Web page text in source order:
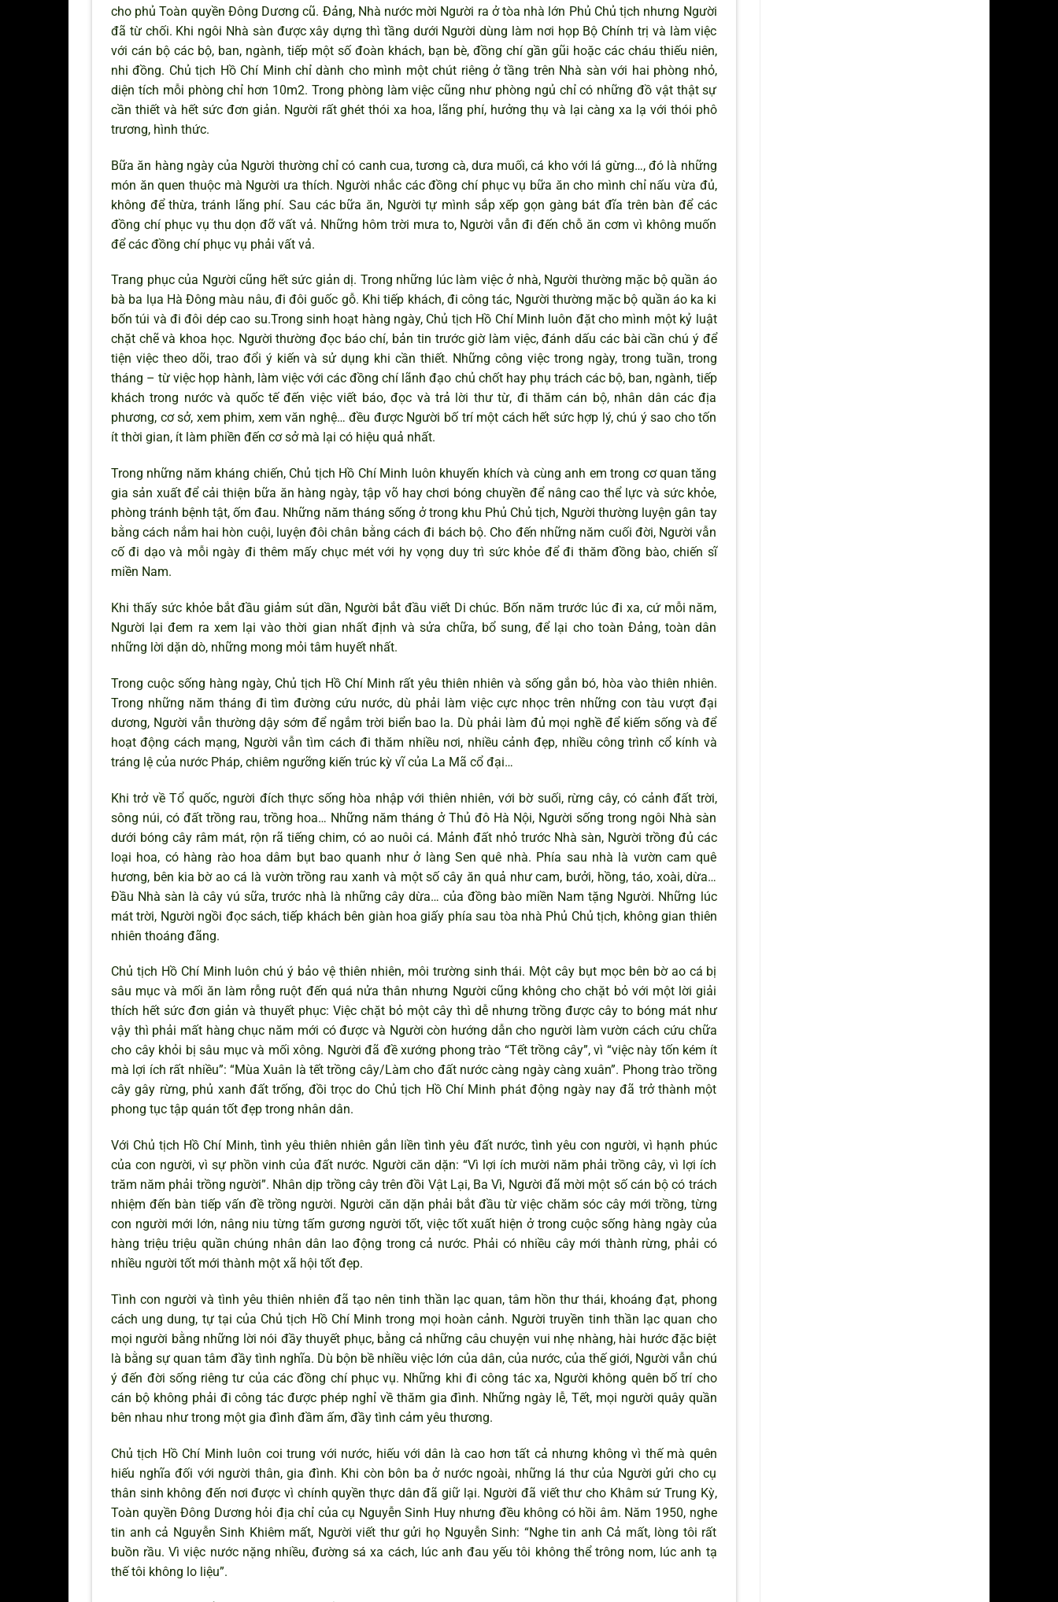
cho phủ Toàn quyền Đông Dương cũ. Đảng, Nhà nước mời Người ra ở tòa nhà lớn Phủ Chủ tịch nhưng Người
đã từ chối. Khi ngôi Nhà sàn được xây dựng thì tầng dưới Người dùng làm nơi họp Bộ Chính trị và làm việc
với cán bộ các bộ, ban, ngành, tiếp một số đoàn khách, bạn bè, đồng chí gần gũi hoặc các cháu thiếu niên,
nhi đồng. Chủ tịch Hồ Chí Minh chỉ dành cho mình một chút riêng ở tầng trên Nhà sàn với hai phòng nhỏ,
diện tích mỗi phòng chỉ hơn 10m2. Trong phòng làm việc cũng như phòng ngủ chỉ có những đồ vật thật sự
cần thiết và hết sức đơn giản. Người rất ghét thói xa hoa, lãng phí, hưởng thụ và lại càng xa lạ với thói phô
trương, hình thức.
Bữa ăn hàng ngày của Người thường chỉ có canh cua, tương cà, dưa muối, cá kho với lá gừng…, đó là những
món ăn quen thuộc mà Người ưa thích. Người nhắc các đồng chí phục vụ bữa ăn cho mình chỉ nấu vừa đủ,
không để thừa, tránh lãng phí. Sau các bữa ăn, Người tự mình sắp xếp gọn gàng bát đĩa trên bàn để các
đồng chí phục vụ thu dọn đỡ vất vả. Những hôm trời mưa to, Người vẫn đi đến chỗ ăn cơm vì không muốn
để các đồng chí phục vụ phải vất vả.
Trang phục của Người cũng hết sức giản dị. Trong những lúc làm việc ở nhà, Người thường mặc bộ quần áo
bà ba lụa Hà Đông màu nâu, đi đôi guốc gỗ. Khi tiếp khách, đi công tác, Người thường mặc bộ quần áo ka ki
bốn túi và đi đôi dép cao su.Trong sinh hoạt hàng ngày, Chủ tịch Hồ Chí Minh luôn đặt cho mình một kỷ luật
chặt chẽ và khoa học. Người thường đọc báo chí, bản tin trước giờ làm việc, đánh dấu các bài cần chú ý để
tiện việc theo dõi, trao đổi ý kiến và sử dụng khi cần thiết. Những công việc trong ngày, trong tuần, trong
tháng – từ việc họp hành, làm việc với các đồng chí lãnh đạo chủ chốt hay phụ trách các bộ, ban, ngành, tiếp
khách trong nước và quốc tế đến việc viết báo, đọc và trả lời thư từ, đi thăm cán bộ, nhân dân các địa
phương, cơ sở, xem phim, xem văn nghệ… đều được Người bố trí một cách hết sức hợp lý, chú ý sao cho tốn
ít thời gian, ít làm phiền đến cơ sở mà lại có hiệu quả nhất.
Trong những năm kháng chiến, Chủ tịch Hồ Chí Minh luôn khuyến khích và cùng anh em trong cơ quan tăng
gia sản xuất để cải thiện bữa ăn hàng ngày, tập võ hay chơi bóng chuyền để nâng cao thể lực và sức khỏe,
phòng tránh bệnh tật, ốm đau. Những năm tháng sống ở trong khu Phủ Chủ tịch, Người thường luyện gân tay
bằng cách nắm hai hòn cuội, luyện đôi chân bằng cách đi bách bộ. Cho đến những năm cuối đời, Người vẫn
cố đi dạo và mỗi ngày đi thêm mấy chục mét với hy vọng duy trì sức khỏe để đi thăm đồng bào, chiến sĩ
miền Nam.
Khi thấy sức khỏe bắt đầu giảm sút dần, Người bắt đầu viết Di chúc. Bốn năm trước lúc đi xa, cứ mỗi năm,
Người lại đem ra xem lại vào thời gian nhất định và sửa chữa, bổ sung, để lại cho toàn Đảng, toàn dân
những lời dặn dò, những mong mỏi tâm huyết nhất.
Trong cuộc sống hàng ngày, Chủ tịch Hồ Chí Minh rất yêu thiên nhiên và sống gắn bó, hòa vào thiên nhiên.
Trong những năm tháng đi tìm đường cứu nước, dù phải làm việc cực nhọc trên những con tàu vượt đại
dương, Người vẫn thường dậy sớm để ngắm trời biển bao la. Dù phải làm đủ mọi nghề để kiếm sống và để
hoạt động cách mạng, Người vẫn tìm cách đi thăm nhiều nơi, nhiều cảnh đẹp, nhiều công trình cổ kính và
tráng lệ của nước Pháp, chiêm ngưỡng kiến trúc kỳ vĩ của La Mã cổ đại…
Khi trở về Tổ quốc, người đích thực sống hòa nhập với thiên nhiên, với bờ suối, rừng cây, có cảnh đất trời,
sông núi, có đất trồng rau, trồng hoa… Những năm tháng ở Thủ đô Hà Nội, Người sống trong ngôi Nhà sàn
dưới bóng cây râm mát, rộn rã tiếng chim, có ao nuôi cá. Mảnh đất nhỏ trước Nhà sàn, Người trồng đủ các
loại hoa, có hàng rào hoa dâm bụt bao quanh như ở làng Sen quê nhà. Phía sau nhà là vườn cam quê
hương, bên kia bờ ao cá là vườn trồng rau xanh và một số cây ăn quả như cam, bưởi, hồng, táo, xoài, dừa…
Đầu Nhà sàn là cây vú sữa, trước nhà là những cây dừa… của đồng bào miền Nam tặng Người. Những lúc
mát trời, Người ngồi đọc sách, tiếp khách bên giàn hoa giấy phía sau tòa nhà Phủ Chủ tịch, không gian thiên
nhiên thoáng đãng.
Chủ tịch Hồ Chí Minh luôn chú ý bảo vệ thiên nhiên, môi trường sinh thái. Một cây bụt mọc bên bờ ao cá bị
sâu mục và mối ăn làm rỗng ruột đến quá nửa thân nhưng Người cũng không cho chặt bỏ với một lời giải
thích hết sức đơn giản và thuyết phục: Việc chặt bỏ một cây thì dễ nhưng trồng được cây to bóng mát như
vậy thì phải mất hàng chục năm mới có được và Người còn hướng dẫn cho người làm vườn cách cứu chữa
cho cây khỏi bị sâu mục và mối xông. Người đã đề xướng phong trào “Tết trồng cây”, vì “việc này tốn kém ít
mà lợi ích rất nhiều”: “Mùa Xuân là tết trồng cây/Làm cho đất nước càng ngày càng xuân”. Phong trào trồng
cây gây rừng, phủ xanh đất trống, đồi trọc do Chủ tịch Hồ Chí Minh phát động ngày nay đã trở thành một
phong tục tập quán tốt đẹp trong nhân dân.
Với Chủ tịch Hồ Chí Minh, tình yêu thiên nhiên gắn liền tình yêu đất nước, tình yêu con người, vì hạnh phúc
của con người, vì sự phồn vinh của đất nước. Người căn dặn: “Vì lợi ích mười năm phải trồng cây, vì lợi ích
trăm năm phải trồng người”. Nhân dịp trồng cây trên đồi Vật Lại, Ba Vì, Người đã mời một số cán bộ có trách
nhiệm đến bàn tiếp vấn đề trồng người. Người căn dặn phải bắt đầu từ việc chăm sóc cây mới trồng, từng
con người mới lớn, nâng niu từng tấm gương người tốt, việc tốt xuất hiện ở trong cuộc sống hàng ngày của
hàng triệu triệu quần chúng nhân dân lao động trong cả nước. Phải có nhiều cây mới thành rừng, phải có
nhiều người tốt mới thành một xã hội tốt đẹp.
Tình con người và tình yêu thiên nhiên đã tạo nên tinh thần lạc quan, tâm hồn thư thái, khoáng đạt, phong
cách ung dung, tự tại của Chủ tịch Hồ Chí Minh trong mọi hoàn cảnh. Người truyền tinh thần lạc quan cho
mọi người bằng những lời nói đầy thuyết phục, bằng cả những câu chuyện vui nhẹ nhàng, hài hước đặc biệt
là bằng sự quan tâm đầy tình nghĩa. Dù bộn bề nhiều việc lớn của dân, của nước, của thế giới, Người vẫn chú
ý đến đời sống riêng tư của các đồng chí phục vụ. Những khi đi công tác xa, Người không quên bố trí cho
cán bộ không phải đi công tác được phép nghỉ về thăm gia đình. Những ngày lễ, Tết, mọi người quây quần
bên nhau như trong một gia đình đầm ấm, đầy tình cảm yêu thương.
Chủ tịch Hồ Chí Minh luôn coi trung với nước, hiếu với dân là cao hơn tất cả nhưng không vì thế mà quên
hiếu nghĩa đối với người thân, gia đình. Khi còn bôn ba ở nước ngoài, những lá thư của Người gửi cho cụ
thân sinh không đến nơi được vì chính quyền thực dân đã giữ lại. Người đã viết thư cho Khâm sứ Trung Kỳ,
Toàn quyền Đông Dương hỏi địa chỉ của cụ Nguyễn Sinh Huy nhưng đều không có hồi âm. Năm 1950, nghe
tin anh cả Nguyễn Sinh Khiêm mất, Người viết thư gửi họ Nguyễn Sinh: “Nghe tin anh Cả mất, lòng tôi rất
buồn rầu. Vì việc nước nặng nhiều, đường sá xa cách, lúc anh đau yếu tôi không thể trông nom, lúc anh tạ
thế tôi không lo liệu”.